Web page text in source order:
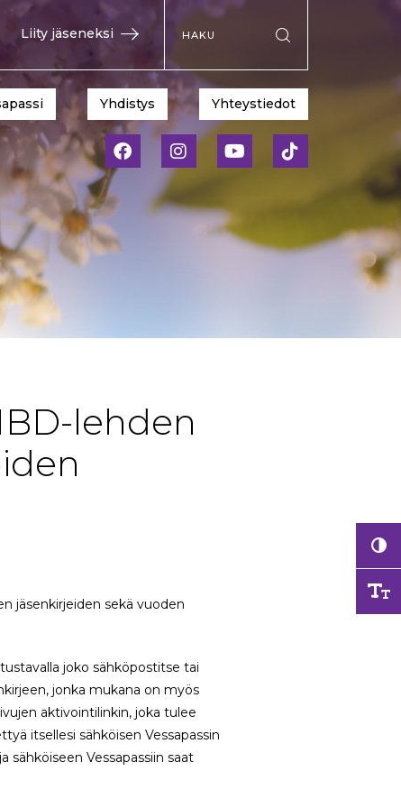
Liity jäseneksi
Hae sivustolta
Yhdistys Yhteystiedot
lehden
jäsenkirjeiden sekä vuoden
joko sähköpostitse tai
jonka mukana on myös
aktivointilinkin, joka tulee
itsellesi sähköisen Vessapassin
sähköiseen Vessapassiin saat